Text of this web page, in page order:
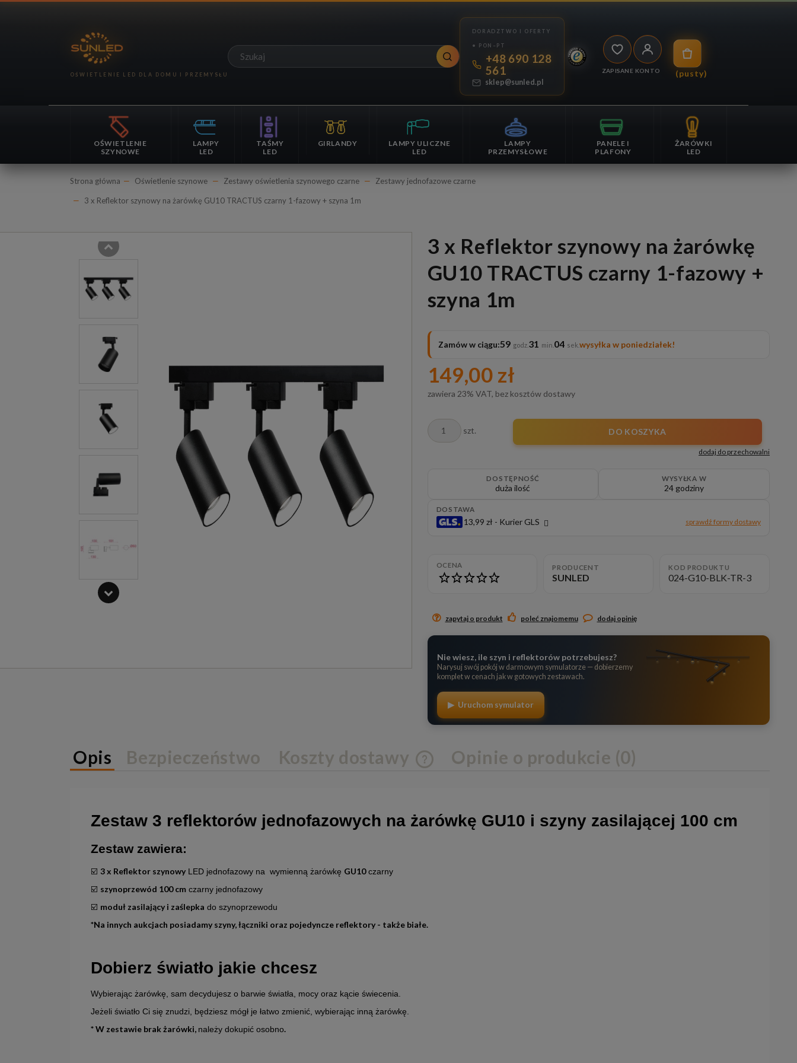
ZAPISANE KONTO (pusty)
sklep@sunled.pl
+48 690 128
561
OŚWIETLENIE
SZYNOWE
LAMPY
LED
TAŚMY
LED
GIRLANDY
LAMPY ULICZNE
LED
LAMPY
PRZEMYSŁOWE
PANELE I
PLAFONY
ŻARÓWKI
LED
Strona główna Oświetlenie szynowe Zestawy oświetlenia szynowego czarne Zestawy jednofazowe czarne
3 x Reflektor szynowy na żarówkę GU10 TRACTUS czarny 1-fazowy + szyna 1m
3 x Reflektor szynowy na żarówkę
GU10 TRACTUS czarny 1-fazowy +
szyna 1m
Zamów w ciągu:59 31 02 wysyłka w poniedziałek!
149,00 zł
zawiera 23% VAT, bez kosztów dostawy
szt. DO KOSZYKA
dodaj do przechowalni
DOSTĘPNOŚĆ
duża ilość
WYSYŁKA W
24 godziny
DOSTAWA
13,99 zł - Kurier GLS sprawdź formy dostawy
OCENA PRODUCENT
SUNLED
KOD PRODUKTU
024-G10-BLK-TR-3
zapytaj o produkt poleć znajomemu dodaj opinię
Nie wiesz, ile szyn i reflektorów potrzebujesz?
Narysuj swój pokój w darmowym symulatorze — dobierzemy
komplet w cenach jak w gotowych zestawach.
▶ Uruchom symulator
Opis Bezpieczeństwo Koszty dostawy Opinie o produkcie (0)
Zestaw 3 reflektorów jednofazowych na żarówkę GU10 i szyny zasilającej 100 cm
Zestaw zawiera:
☑️ 3 x Reflektor szynowy LED jednofazowy na wymienną żarówkę GU10czarny
☑️ szynoprzewód 100 cm czarny jednofazowy
☑️ moduł zasilający i zaślepka do szynoprzewodu
*Na innych aukcjach posiadamy szyny, łączniki oraz pojedyncze reflektory - także białe.
Dobierz światło jakie chcesz
Wybierając żarówkę, sam decydujesz o barwie światła, mocy oraz kącie świecenia.
Jeżeli światło Ci się znudzi, będziesz mógł je łatwo zmienić, wybierając inną żarówkę.
* W zestawie brak żarówki, należy dokupić osobno.